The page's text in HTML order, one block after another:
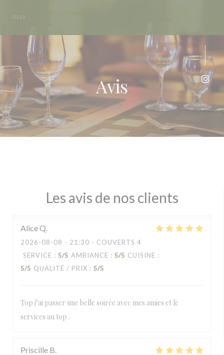
Avis
Les avis de nos clients
AliceQ
2026-08-08 - 21:30 - COUVERTS 4
SERVICE : 5/5 AMBIANCE : 5/5 CUISINE :
5/5 QUALITÉ / PRIX : 5/5
Top j’ai passer une belle soirée avec mes amies et le
services au top .
Priscille B